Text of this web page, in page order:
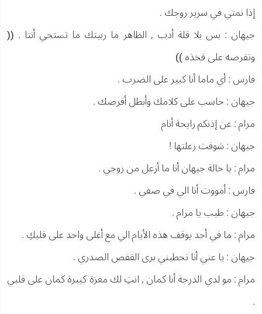
إذا نمتي في سرير زوجك .
جيهان : بس بلا قلة أدب , الظاهر ما ربيتك ما تستحي أنتا . ((
وتقرصه على فخذه ))
فارس : أي ماما أنا كبير على الضرب .
جيهان : حاسب على كلامك وأبطل أقرصك .
مرام : عن إذنكم رايحة أنام
جيهان : شوفت زعلتها !
مرام : يا خالة جيهان أنا ما أزعل من زوجي .
فارس : أمووت أنا الي في صفي .
جيهان : طيب يا مرام .
مرام : ما في أحد يوقف هذه الأيام الي مع أغلى واحد على قلبكِ .
جيهان : يا عني أنا تحطيني برى القفص الصدري .
مرام : مو لدي الدرجة أنا كمان , انتِ لك معزة كبيرة كمان على قلبي
.